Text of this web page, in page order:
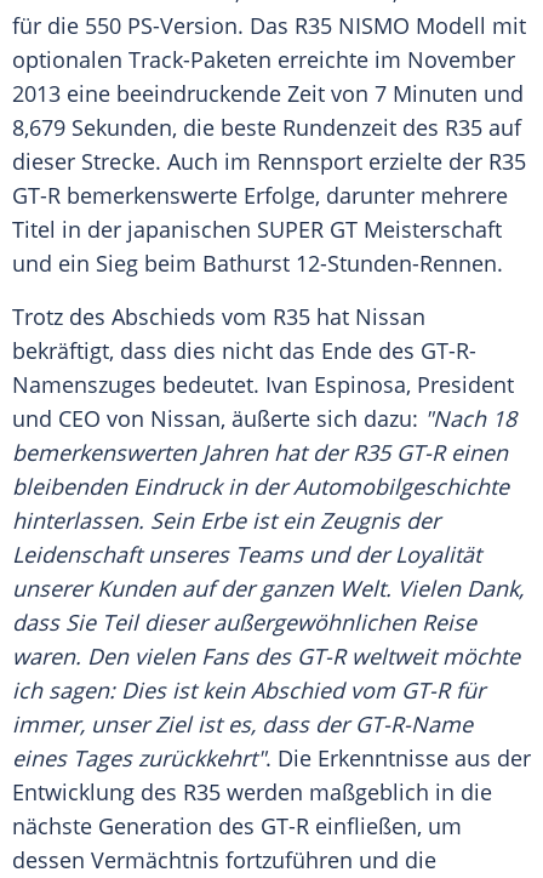
für die 550 PS-Version. Das R35 NISMO Modell mit
optionalen Track-Paketen erreichte im November
2013 eine beeindruckende Zeit von 7 Minuten und
8,679 Sekunden, die beste Rundenzeit des R35 auf
dieser Strecke. Auch im Rennsport erzielte der R35
GT-R bemerkenswerte Erfolge, darunter mehrere
Titel in der japanischen SUPER GT Meisterschaft
und ein Sieg beim Bathurst 12-Stunden-Rennen.
Trotz des Abschieds vom R35 hat Nissan
bekräftigt, dass dies nicht das Ende des GT-R-
Namenszuges bedeutet. Ivan Espinosa, President
und CEO von Nissan, äußerte sich dazu: "Nach 18
bemerkenswerten Jahren hat der R35 GT-R einen
bleibenden Eindruck in der Automobilgeschichte
hinterlassen. Sein Erbe ist ein Zeugnis der
Leidenschaft unseres Teams und der Loyalität
unsererKundenauf der ganzen Welt. Vielen Dank,
dass Sie Teil dieser außergewöhnlichen Reise
waren. Den vielen Fans des GT-R weltweit möchte
ich sagen: Dies ist keinAbschiedvom GT-R für
immer, unser Ziel ist es, dass der GT-R-Name
eines Tages zurückkehrt". Die Erkenntnisse aus der
Entwicklung des R35 werden maßgeblich in die
nächste Generation des GT-R einfließen, um
dessen Vermächtnis fortzuführen und die